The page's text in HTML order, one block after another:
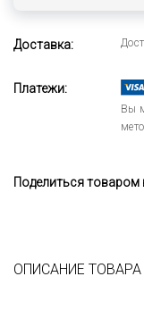
Доставка:
Платежи:
Вы
Поделиться товаром
ОПИСАНИЕ ТОВАРА